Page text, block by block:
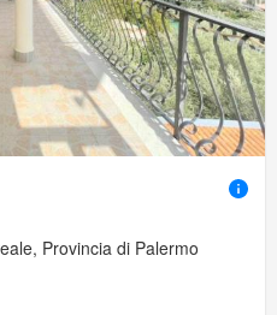
Provincia di Palermo